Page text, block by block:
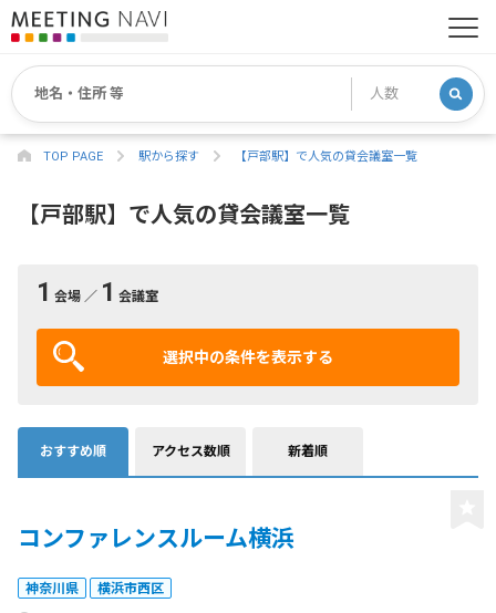
TOP PAGE 駅から探す 【戸部駅】で人気の貸会議室一覧
【戸部駅】で人気の貸会議室一覧
1 会場 ／ 1 会議室
選択中の条件を表示する
おすすめ順 アクセス数順 新着順
コンファレンスルーム横浜
神奈川県 横浜市西区